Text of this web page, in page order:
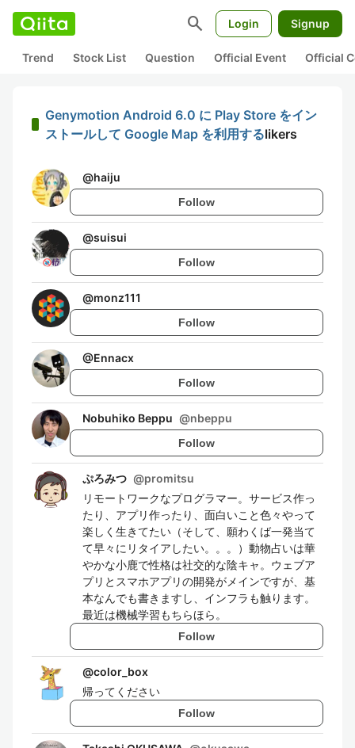
search Login Signup
Trend Stock List Question Official Event Official
Genymotion Android 6.0 に Play Store をイン
ストールして Google Map を利用するlikers
@haiju
Follow
@suisui
Follow
@monz111
Follow
@Ennacx
Follow
Nobuhiko Beppu @nbeppu
Follow
ぷろみつ @promitsu
リモートワークなプログラマー。サービス作っ
たり、アプリ作ったり、面白いこと色々やって
楽しく生きてたい（そして、願わくば一発当て
て早々にリタイアしたい。。。）動物占いは華
やかな小鹿で性格は社交的な陰キャ。ウェブア
プリとスマホアプリの開発がメインですが、基
本なんでも書きますし、インフラも触ります。
最近は機械学習もちらほら。
Follow
@color_box
帰ってください
Follow